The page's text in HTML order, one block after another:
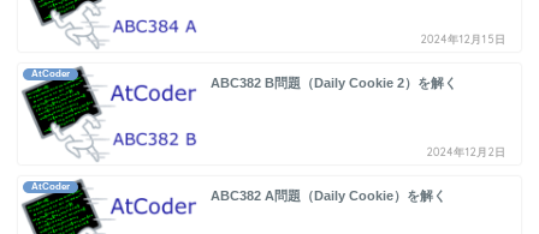
2024年12月15日
AtCoder
ABC382 B問題（Daily Cookie 2）を解く
2024年12月2日
AtCoder
ABC382 A問題（Daily Cookie）を解く